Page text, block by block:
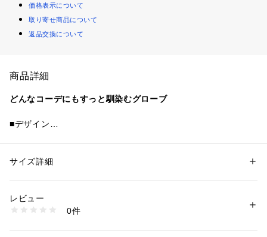
価格表示について
取り寄せ商品について
返品交換について
商品詳細
どんなコーデにもすっと馴染むグローブ
■デザイン
手の動きに馴染む着用感で、心地よさもポイント。
落ち着いたカラーラインナップでどんな色とも合わせやすく、
性別：レディース
素材：ポリエステル93％ ポリウレタン7％
洗濯：-
※詳しい洗濯方法については、商品の品質表示タグをご覧ください
35376000001 （ショップ）
サイズ詳細
レビュー
0件